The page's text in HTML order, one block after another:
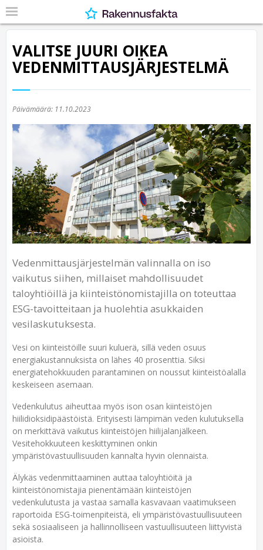
VALITSE JUURI OIKEA
VEDENMITTAUSJÄRJESTELMÄ
Päivämäärä: 11.10.2023
Vedenmittausjärjestelmän valinnalla on iso
vaikutus siihen, millaiset mahdollisuudet
taloyhtiöillä ja kiinteistönomistajilla on toteuttaa
ESG-tavoitteitaan ja huolehtia asukkaiden
vesilaskutuksesta.
Vesi on kiinteistöille suuri kuluerä, sillä veden osuus
energiakustannuksista on lähes 40 prosenttia. Siksi
energiatehokkuuden parantaminen on noussut kiinteistöalalla
keskeiseen asemaan.
Vedenkulutus aiheuttaa myös ison osan kiinteistöjen
hiilidioksidipäästöistä. Erityisesti lämpimän veden kulutuksella
on merkittävä vaikutus kiinteistöjen hiilijalanjälkeen.
Vesitehokkuuteen keskittyminen onkin
ympäristövastuullisuuden kannalta hyvin olennaista.
Älykäs vedenmittaaminen auttaa taloyhtiöitä ja
kiinteistönomistajia pienentämään kiinteistöjen
vedenkulutusta ja vastaa samalla kasvavaan vaatimukseen
raportoida ESG-toimenpiteistä, eli ympäristövastuullisuuteen
sekä sosiaaliseen ja hallinnolliseen vastuullisuuteen liittyvistä
asioista.